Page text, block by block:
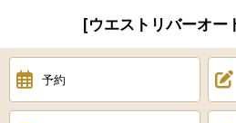
[ウエストリバーオー
予約